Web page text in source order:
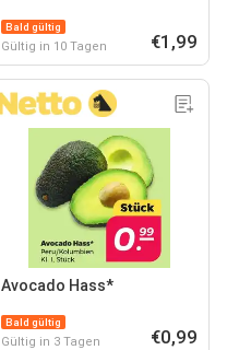
Bald gültig
Gültig in 10 Tagen €1,99
Avocado Hass*
Bald gültig
Gültig in 3 Tagen €0,99